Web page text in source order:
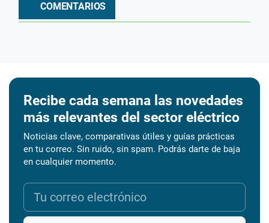
COMENTARIOS
Recibe cada semana las novedades
más relevantes del sector eléctrico
Noticias clave, comparativas útiles y guías prácticas
en tu correo. Sin ruido, sin spam. Podrás darte de baja
en cualquier momento.